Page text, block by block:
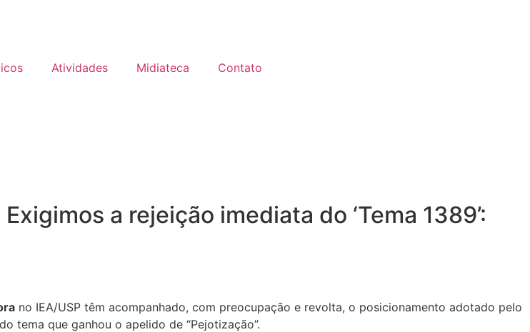
Atividades Midiateca Contato
a rejeição imediata do ‘Tema 1389’:
no IEA/USP têm acompanhado, com preocupação e revolta, o posicionamento adotado pelo
tema que ganhou o apelido de “Pejotização”.